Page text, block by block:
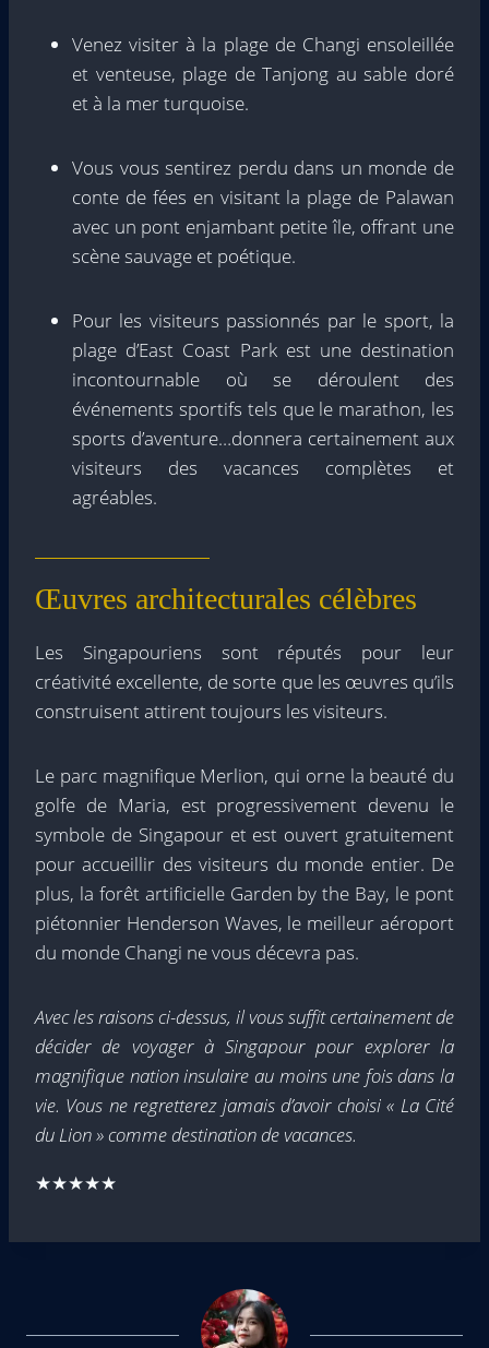
Venez visiter à la plage de Changi ensoleillée
et venteuse, plage de Tanjong au sable doré
et à la mer turquoise.
Vous vous sentirez perdu dans un monde de
conte de fées en visitant la plage de Palawan
avec un pont enjambant petite île, offrant une
scène sauvage et poétique.
Pour les visiteurs passionnés par le sport, la
plage d’East Coast Park est une destination
incontournable où se déroulent des
événements sportifs tels que le marathon, les
sports d’aventure…donnera certainement aux
visiteurs des vacances complètes et
agréables.
Œuvres architecturales célèbres
Les Singapouriens sont réputés pour leur
créativité excellente, de sorte que les œuvres qu’ils
construisent attirent toujours les visiteurs.
Le parc magnifique Merlion, qui orne la beauté du
golfe de Maria, est progressivement devenu le
symbole de Singapour et est ouvert gratuitement
pour accueillir des visiteurs du monde entier. De
plus, la forêt artificielle Garden by the Bay, le pont
piétonnier Henderson Waves, le meilleur aéroport
du monde Changi ne vous décevra pas.
Avec les raisons ci-dessus, il vous suffit certainement de
décider de voyager à Singapour pour explorer la
magnifique nation insulaire au moins une fois dans la
vie. Vous ne regretterez jamais d’avoir choisi « La Cité
du Lion » comme destination de vacances.
★★★★★